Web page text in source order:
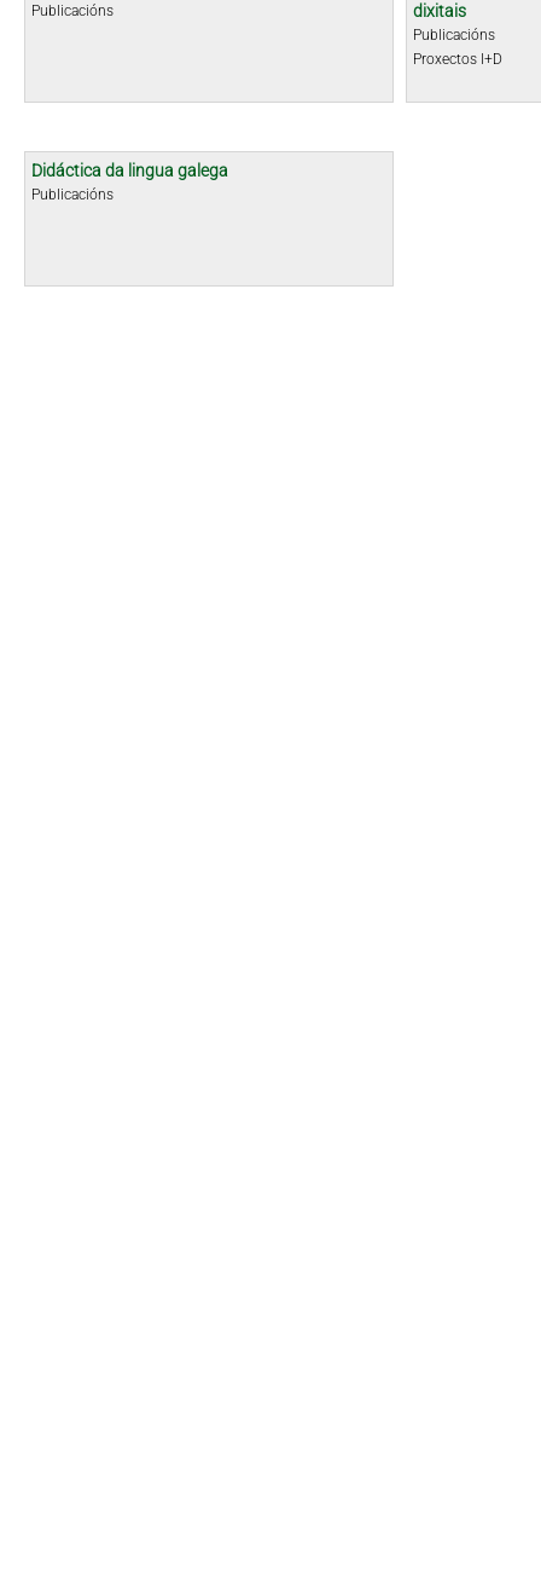
Publicacións
dixitais
Publicacións
Proxectos I+D
Didáctica da lingua galega
Publicacións